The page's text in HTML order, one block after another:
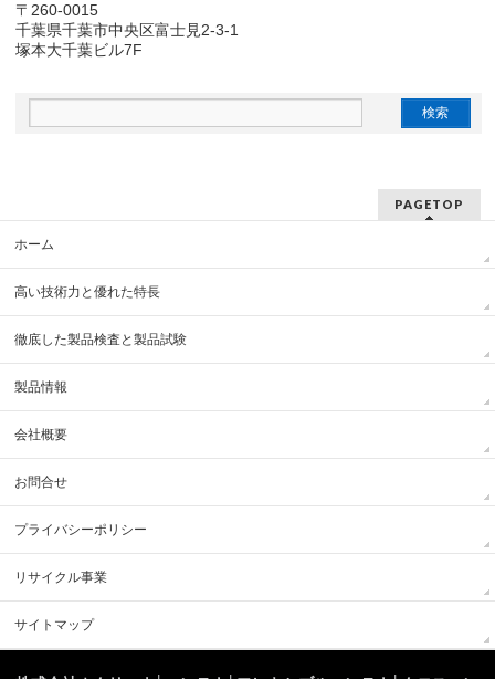
〒260-0015
千葉県千葉市中央区富士見2-3-1
塚本大千葉ビル7F
PAGETOP
ホーム
高い技術力と優れた特長
徹底した製品検査と製品試験
製品情報
会社概要
お問合せ
プライバシーポリシー
リサイクル事業
サイトマップ